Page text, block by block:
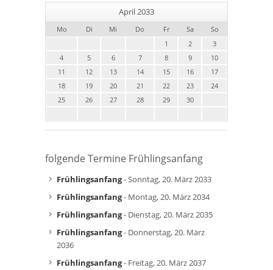
April 2033
Mo Di Mi Do Fr Sa
So
1
2
3
4
5 6 7 8 9
10
11
12 13 14 15 16
17
18
19 20 21 22 23
24
25
26 27 28 29 30
folgende Termine Frühlingsanfang
Frühlingsanfang- Sonntag, 20. März 2033
Frühlingsanfang- Montag, 20. März 2034
Frühlingsanfang- Dienstag, 20. März 2035
Frühlingsanfang- Donnerstag, 20. März
2036
Frühlingsanfang- Freitag, 20. März 2037